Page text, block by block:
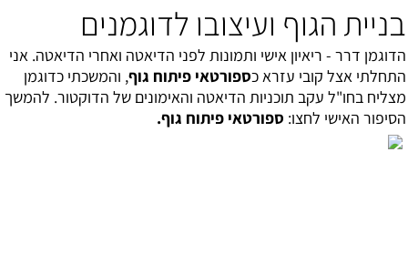
בניית הגוף ועיצובו לדוגמנים
הדוגמן דרר - ריאיון אישי ותמונות לפני הדיאטה ואחרי הדיאטה. אני
התחלתי אצל קובי עזרא כספורטאי פיתוח גוף, והמשכתי כדוגמן
מצליח בחו"ל עקב תוכניות הדיאטה והאימונים של הדוקטור. להמשך
הסיפור האישי לחצו: ספורטאי פיתוח גוף.